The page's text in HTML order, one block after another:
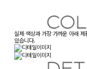
실제 색상과 가장 가까운 아래
있습니다.